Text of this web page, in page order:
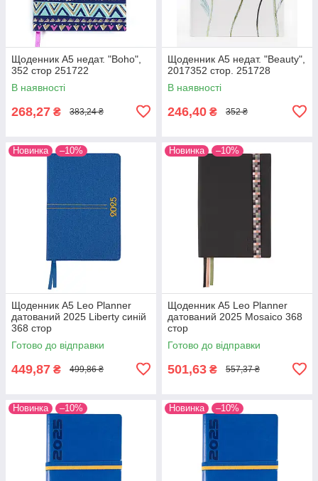
Щоденник А5 недат. "Boho",
352 стор 251722
В наявності
268,27 ₴ 383,24 ₴
Щоденник А5 недат. "Beauty",
2017352 стор. 251728
В наявності
246,40 ₴ 352 ₴
Новинка –10%
Щоденник А5 Leo Planner
датований 2025 Liberty синій
368 стор
Готово до відправки
449,87 ₴ 499,86 ₴
Новинка –10%
Щоденник А5 Leo Planner
датований 2025 Mosaico 368
стор
Готово до відправки
501,63 ₴ 557,37 ₴
Новинка –10% Новинка –10%